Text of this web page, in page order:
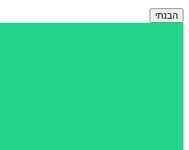
הבנתי